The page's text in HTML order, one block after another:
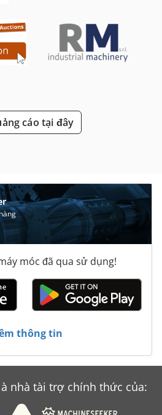
cáo tại đây
móc đã qua sử dụng!
thông tin
nhà tài trợ chính thức của: